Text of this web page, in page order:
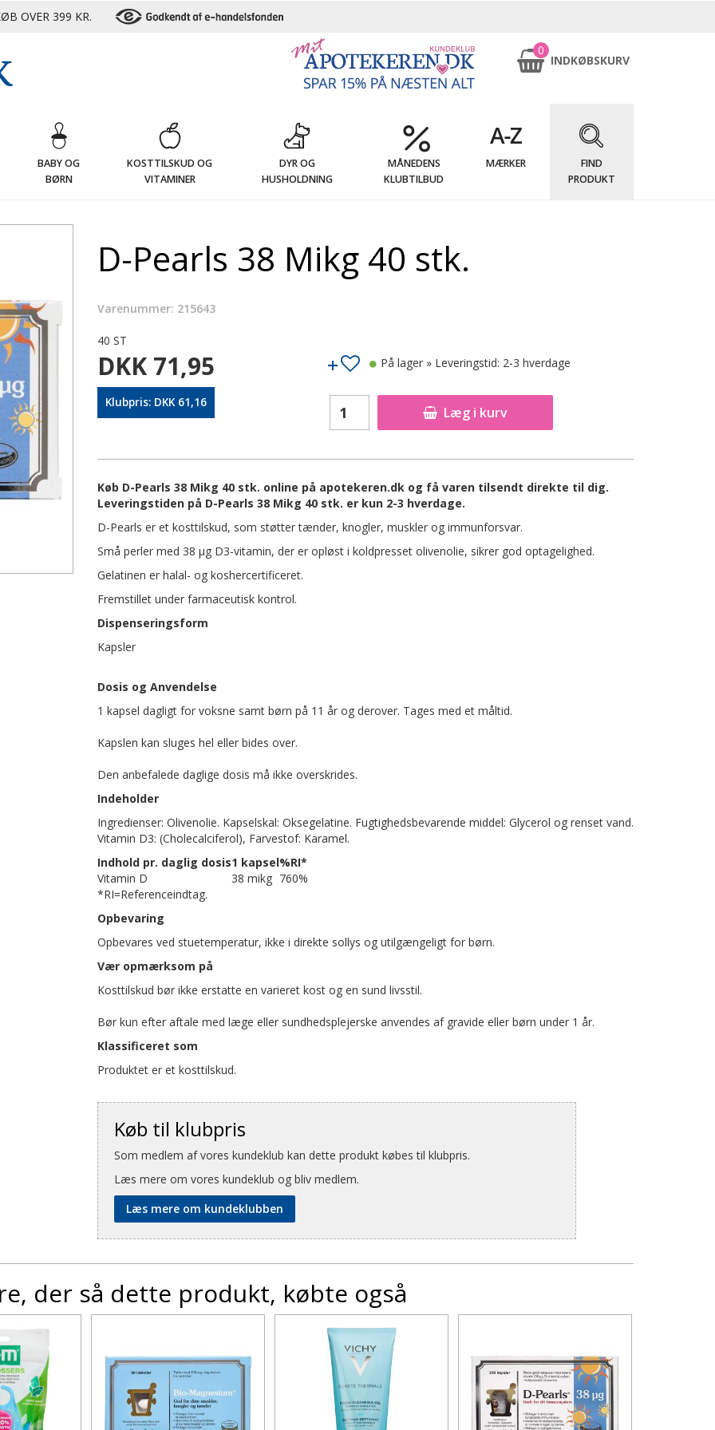
OVER 399 KR.
0
INDKØBSKURV
BABY OG
BØRN
KOSTTILSKUD OG
VITAMINER
DYR OG
HUSHOLDNING
MÅNEDENS
KLUBTILBUD
MÆRKER
FIND
PRODUKT
D-Pearls 38 Mikg 40 stk.
Varenummer: 215643
40 ST
DKK 71,95
Klubpris: DKK 61,16
Læg i kurv
På lager » Leveringstid: 2-3 hverdage
Køb D-Pearls 38 Mikg 40 stk. online på apotekeren.dk og få varen tilsendt direkte til dig.
Leveringstiden på D-Pearls 38 Mikg 40 stk. er kun 2-3 hverdage.
D-Pearls er et kosttilskud, som støtter tænder, knogler, muskler og immunforsvar.
Små perler med 38 µg D3-vitamin, der er opløst i koldpresset olivenolie, sikrer god optagelighed.
Gelatinen er halal- og koshercertificeret.
Fremstillet under farmaceutisk kontrol.
Dispenseringsform
Kapsler
Dosis og Anvendelse
1 kapsel dagligt for voksne samt børn på 11 år og derover. Tages med et måltid.
Kapslen kan sluges hel eller bides over.
Den anbefalede daglige dosis må ikke overskrides.
Indeholder
Ingredienser: Olivenolie. Kapselskal: Oksegelatine. Fugtighedsbevarende middel: Glycerol og renset vand.
Vitamin D3: (Cholecalciferol), Farvestof: Karamel.
Indhold pr. daglig dosis1 kapsel%RI*
Vitamin D
38 mikg 760%
*RI=Referenceindtag.
Opbevaring
Opbevares ved stuetemperatur, ikke i direkte sollys og utilgængeligt for børn.
Vær opmærksom på
Kosttilskud bør ikke erstatte en varieret kost og en sund livsstil.
Bør kun efter aftale med læge eller sundhedsplejerske anvendes af gravide eller børn under 1 år.
Klassificeret som
Produktet er et kosttilskud.
Køb til klubpris
Som medlem af vores kundeklub kan dette produkt købes til klubpris.
Læs mere om vores kundeklub og bliv medlem.
Læs mere om kundeklubben
der så dette produkt, købte også